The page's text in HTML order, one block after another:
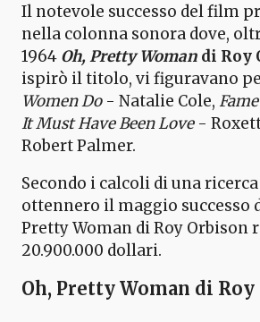
Il notevole successo del film
nella colonna sonora dove,
1964 Oh, Pretty Woman di Roy
ispirò il titolo, vi figuravano
Women Do- Natalie Cole,
It Must Have Been Love-
Robert Palmer.
Secondo i calcoli di una
ottennero il maggio successo
Pretty Woman di Roy Orbison
20.900.000 dollari.
Oh, Pretty Woman di